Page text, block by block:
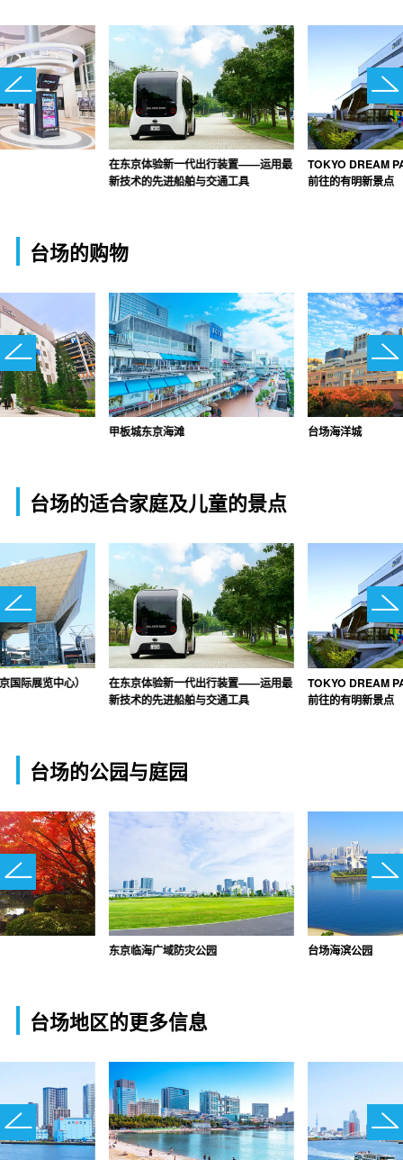
在东京体验新一代出行装置——运用最
新技术的先进船舶与交通工具
TOKYO DREAM
前往的有明新景点
台场的购物
甲板城东京海滩 台场海洋城
台场的适合家庭及儿童的景点
国际展览中心）
在东京体验新一代出行装置——运用最
新技术的先进船舶与交通工具
TOKYO DREAM
前往的有明新景点
台场的公园与庭园
东京临海广域防灾公园 台场海滨公园
台场地区的更多信息